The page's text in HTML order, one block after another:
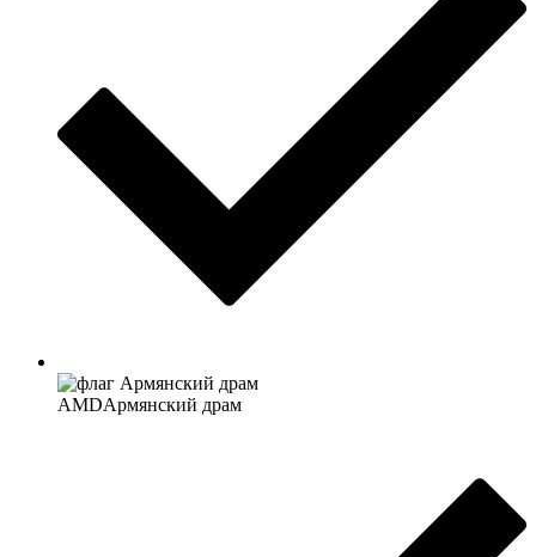
AMDАрмянский драм